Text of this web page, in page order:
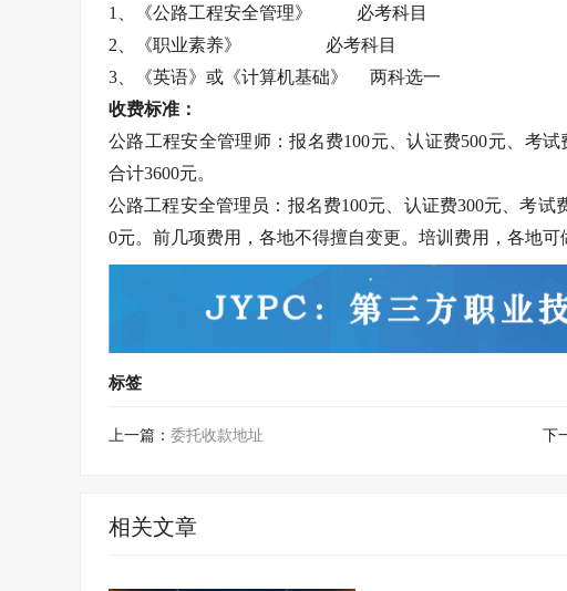
1、《公路工程安全管理》 必考科目
2、《职业素养》 必考科目
3、《英语》或《计算机基础》 两科选一
收费标准：
公路工程安全管理师：报名费100元、认证费500元、考试
合计3600元。
公路工程安全管理员：报名费100元、认证费300元、考试
0元。前几项费用，各地不得擅自变更。培训费用，各地可
标签
上一篇： 委托收款地址 下
相关文章